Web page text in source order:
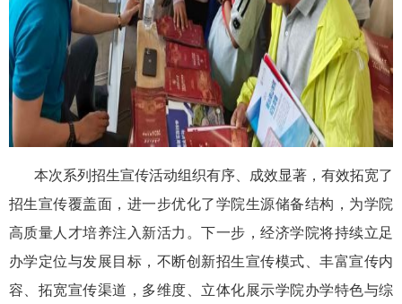
本次系列招生宣传活动组织有序、成效显著，有效拓宽了
招生宣传覆盖面，进一步优化了学院生源储备结构，为学院
高质量人才培养注入新活力。下一步，经济学院将持续立足
办学定位与发展目标，不断创新招生宣传模式、丰富宣传内
容、拓宽宣传渠道，多维度、立体化展示学院办学特色与综